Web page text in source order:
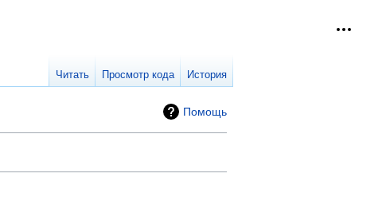
Читать Просмотр кода История
Помощь